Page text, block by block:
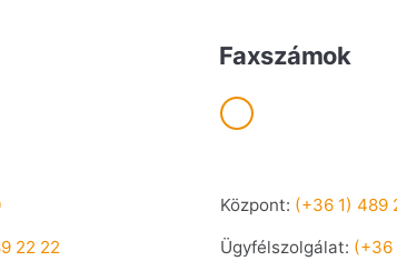
22 22
Faxszámok
Központ: (+36 1) 489
Ügyfélszolgálat: (+36